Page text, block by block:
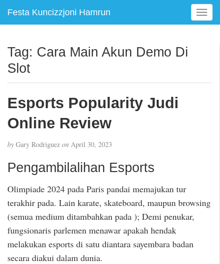
Festa Kuncizzjoni Hamrun
T
o
Tag: Cara Main Akun Demo Di
Slot
Esports Popularity Judi
Online Review
by Gary Rodriguez on April 30, 2023
Pengambilalihan Esports
Olimpiade 2024 pada Paris pandai memajukan tur
terakhir pada. Lain karate, skateboard, maupun browsing
(semua medium ditambahkan pada ); Demi penukar,
fungsionaris parlemen menawar apakah hendak
melakukan esports di satu diantara sayembara badan
secara diakui dalam dunia.